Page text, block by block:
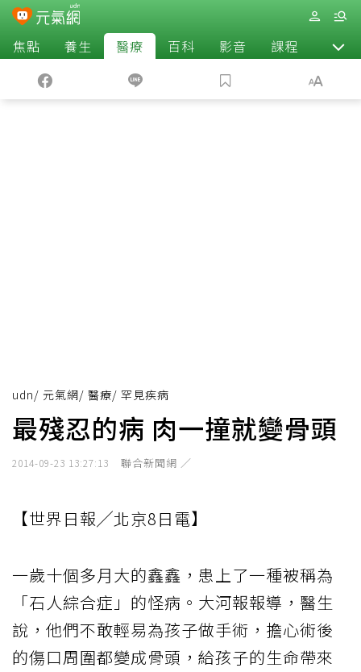
焦點 養生 醫療 百科 影音 課程 退休
udn/ 元氣網/ 醫療/ 罕見疾病
最殘忍的病 肉一撞就變骨頭
2014-09-23 13:27:13 聯合新聞網 ／
【世界日報╱北京8日電】
一歲十個多月大的鑫鑫，患上了一種被稱為
「石人綜合症」的怪病。大河報報導，醫生
說，他們不敢輕易為孩子做手術，擔心術後
的傷口周圍都變成骨頭，給孩子的生命帶來